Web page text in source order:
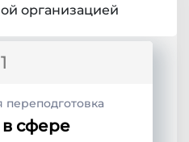
организацией
1
сфере